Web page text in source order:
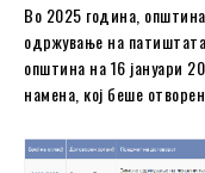
Во 2025 година,
одржување на
општина на 16 јануари
намена, кој беше